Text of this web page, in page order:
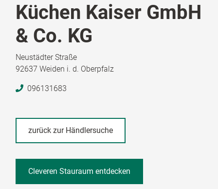
Küchen Kaiser GmbH
& Co. KG
Neustädter Straße
92637 Weiden i. d. Oberpfalz
096131683
zurück zur Händlersuche
Cleveren Stauraum entdecken